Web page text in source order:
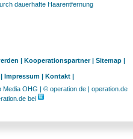
dauerhafte Haarentfernung
| Kooperationspartner | Sitemap |
Impressum | Kontakt |
OHG | © operation.de | operation.de
bei